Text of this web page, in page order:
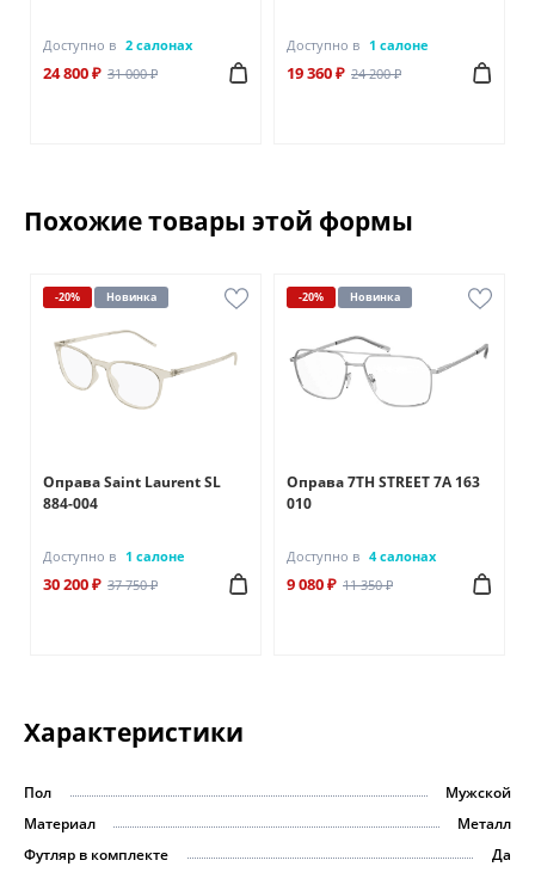
Доступно в 2 салонах
24 800 ₽ 31 000 ₽
Доступно в 1 салоне
19 360 ₽ 24 200 ₽
Похожие товары этой формы
-20% Новинка
Оправа Saint Laurent SL
884-004
Доступно в 1 салоне
30 200 ₽ 37 750 ₽
-20% Новинка
Оправа 7TH STREET 7A 163
010
Доступно в 4 салонах
9 080 ₽ 11 350 ₽
Характеристики
Пол
Мужской
Материал
Металл
Футляр в комплекте
Да